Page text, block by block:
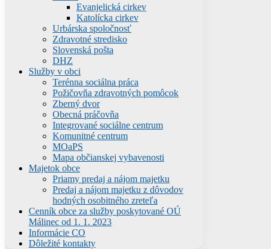
Evanjelická cirkev
Katolícka cirkev
Urbárska spoločnosť
Zdravotné stredisko
Slovenská pošta
DHZ
Služby v obci
Terénna sociálna práca
Požičovňa zdravotných pomôcok
Zberný dvor
Obecná práčovňa
Integrované sociálne centrum
Komunitné centrum
MOaPS
Mapa občianskej vybavenosti
Majetok obce
Priamy predaj a nájom majetku
Predaj a nájom majetku z dôvodov
hodných osobitného zreteľa
Cenník obce za služby poskytované OÚ
Málinec od 1. 1. 2023
Informácie CO
Dôležité kontakty